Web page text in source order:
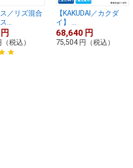
／リズ混合
...
円
（税込）
【KAKUDAI／カクダ
イ】 ...
68,640 円
75,504 円 （税込）